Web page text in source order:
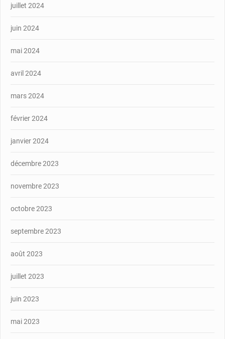
juillet 2024
juin 2024
mai 2024
avril 2024
mars 2024
février 2024
janvier 2024
décembre 2023
novembre 2023
octobre 2023
septembre 2023
août 2023
juillet 2023
juin 2023
mai 2023